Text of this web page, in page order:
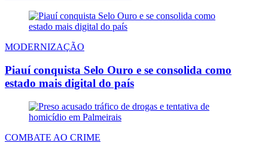
MODERNIZAÇÃO
Piauí conquista Selo Ouro e se consolida como
estado mais digital do país
COMBATE AO CRIME